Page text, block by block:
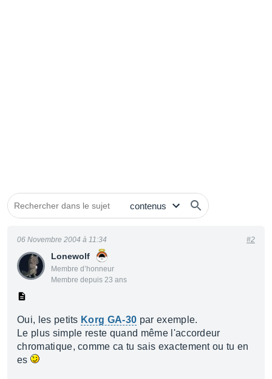
Lonewolf
Membre d’honneur
Membre depuis 23 ans
06 Novembre 2004 à 11:34 #2
Oui, les petits Korg GA-30 par exemple.
Le plus simple reste quand même l'accordeur
chromatique, comme ca tu sais exactement ou tu en
es